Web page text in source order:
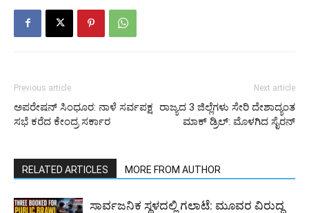
Previous article
ಅಪರೇಷನ್ ಸಿಂಧೂರ: ನಾಳೆ ಸರ್ವಪಕ್ಷ
ಸಭೆ ಕರೆದ ಕೇಂದ್ರ ಸರ್ಕಾರ
Next article
ರಾಜ್ಯದ 3 ಜಿಲ್ಲೆಗಳು ಸೇರಿ ದೇಶಾದ್ಯಂತ
ಮಾಕ್ ಡ್ರಿಲ್: ಮೊಳಗಿದ ಸೈರನ್
RELATED ARTICLES MORE FROM AUTHOR
ಸಾರ್ವಜನಿಕ ಸ್ಥಳದಲ್ಲಿ ಗಲಾಟೆ: ಮೂವರ ವಿರುದ್ಧ